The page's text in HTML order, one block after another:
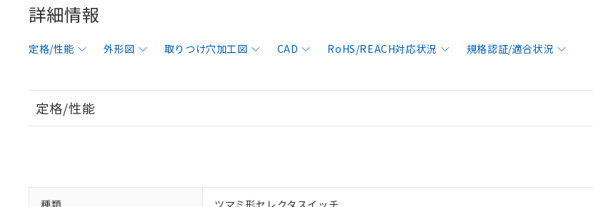
詳細情報
定格/性能 外形図 取りつけ穴加工図 CAD RoHS/REACH対応状況 規格認証/適合状況
定格/性能
種類 ツマミ形セレクタスイッチ